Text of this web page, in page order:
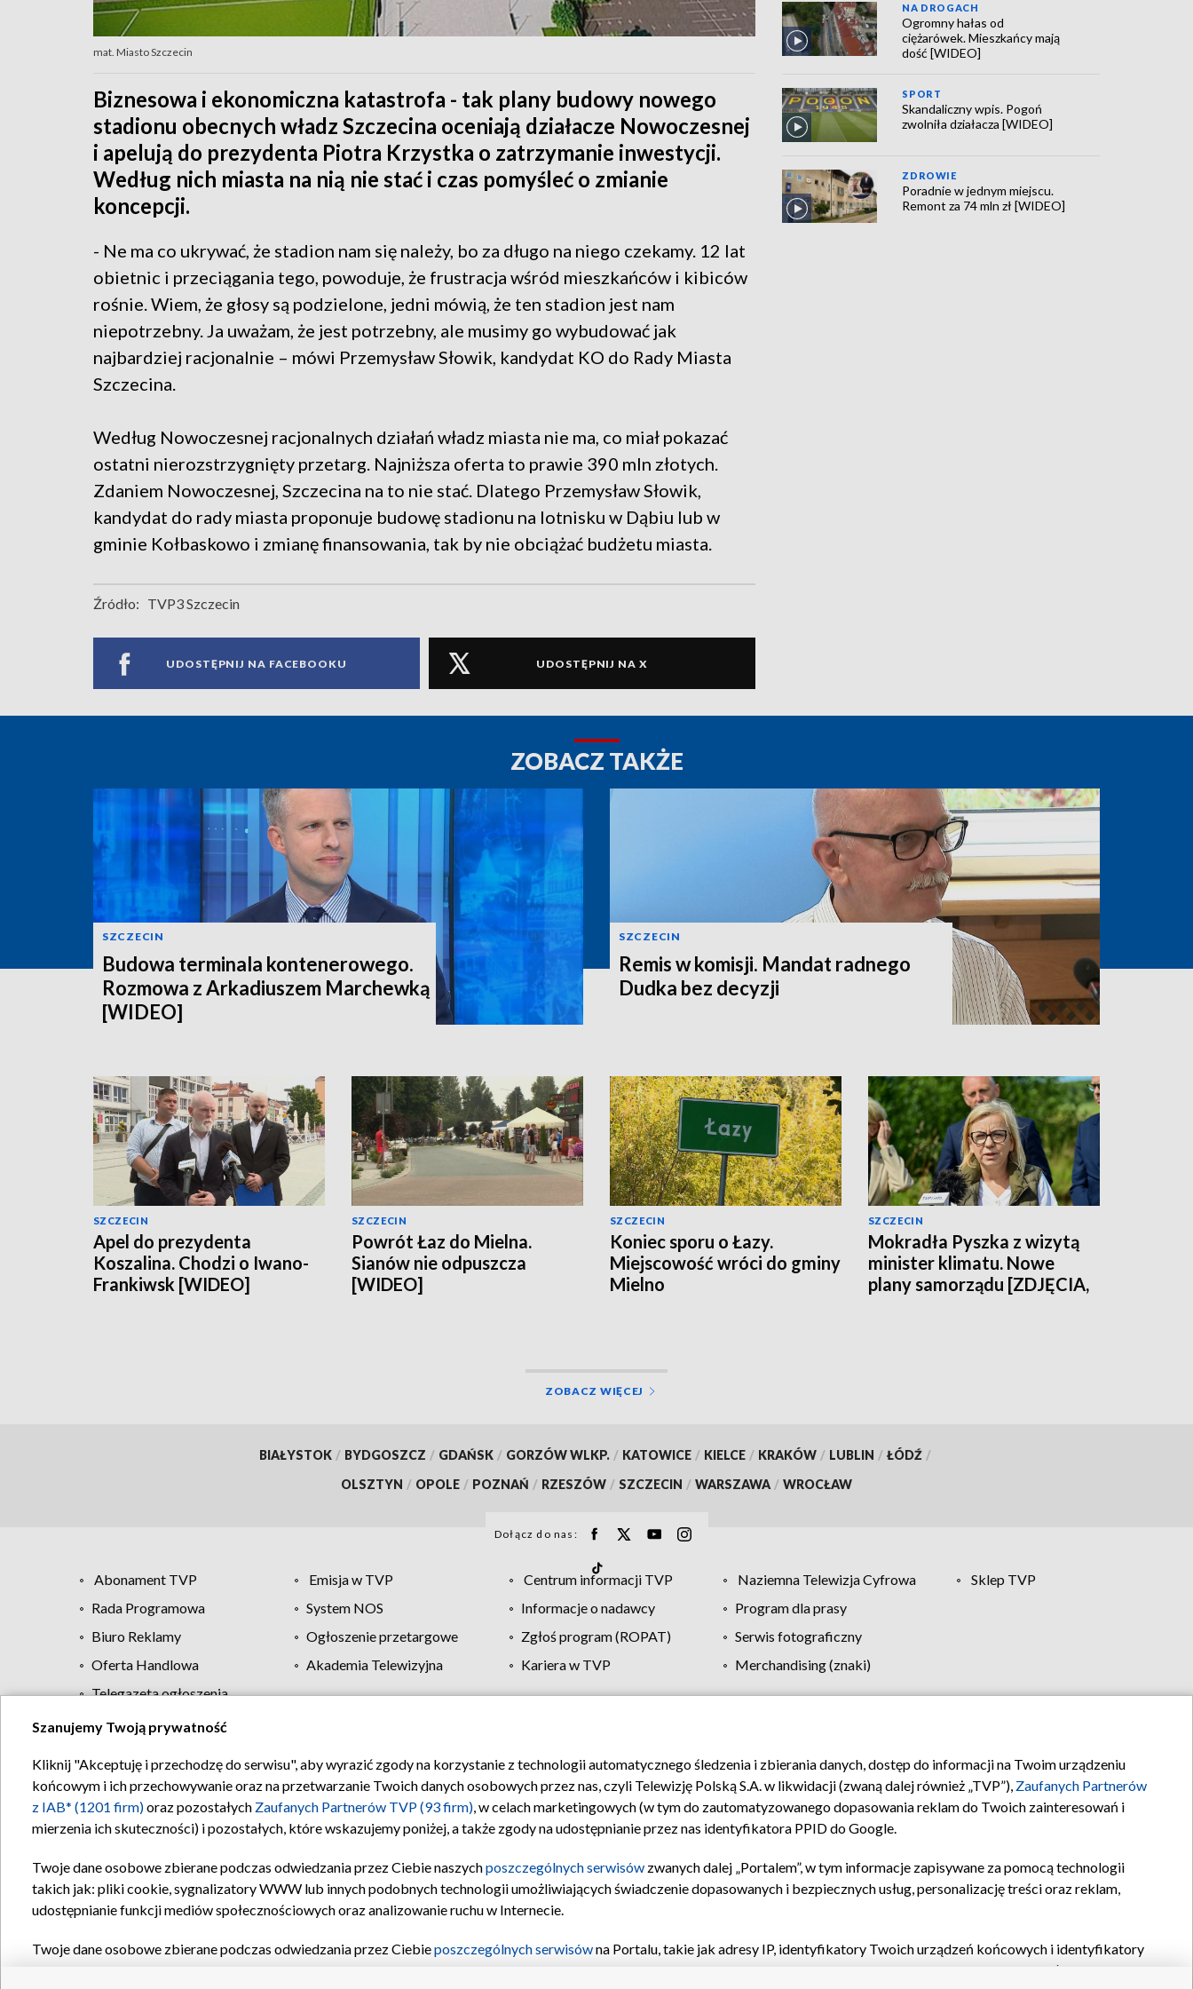
mat. Miasto Szczecin
Biznesowa i ekonomiczna katastrofa - tak plany budowy nowego
stadionu obecnych władz Szczecina oceniają działacze Nowoczesnej
i apelują do prezydenta Piotra Krzystka o zatrzymanie inwestycji.
Według nich miasta na nią nie stać i czas pomyśleć o zmianie
koncepcji.
- Ne ma co ukrywać, że stadion nam się należy, bo za długo na niego czekamy. 12 lat
obietnic i przeciągania tego, powoduje, że frustracja wśród mieszkańców i kibiców
rośnie. Wiem, że głosy są podzielone, jedni mówią, że ten stadion jest nam
niepotrzebny. Ja uważam, że jest potrzebny, ale musimy go wybudować jak
najbardziej racjonalnie – mówi Przemysław Słowik, kandydat KO do Rady Miasta
Szczecina.
Według Nowoczesnej racjonalnych działań władz miasta nie ma, co miał pokazać
ostatni nierozstrzygnięty przetarg. Najniższa oferta to prawie 390 mln złotych.
Zdaniem Nowoczesnej, Szczecina na to nie stać. Dlatego Przemysław Słowik,
kandydat do rady miasta proponuje budowę stadionu na lotnisku w Dąbiu lub w
gminie Kołbaskowo i zmianę finansowania, tak by nie obciążać budżetu miasta.
Źródło: TVP3 Szczecin
UDOSTĘPNIJ NA FACEBOOKU UDOSTĘPNIJ NA X
NA DROGACH
Ogromny hałas od
ciężarówek. Mieszkańcy mają
dość [WIDEO]
SPORT
Skandaliczny wpis. Pogoń
zwolniła działacza [WIDEO]
ZDROWIE
Poradnie w jednym miejscu.
Remont za 74 mln zł [WIDEO]
ZOBACZ TAKŻE
SZCZECIN
Budowa terminala kontenerowego.
Rozmowa z Arkadiuszem Marchewką
[WIDEO]
SZCZECIN
Remis w komisji. Mandat radnego
Dudka bez decyzji
SZCZECIN
Apel do prezydenta
Koszalina. Chodzi o Iwano-
Frankiwsk [WIDEO]
SZCZECIN
Powrót Łaz do Mielna.
Sianów nie odpuszcza
[WIDEO]
SZCZECIN
Koniec sporu o Łazy.
Miejscowość wróci do gminy
Mielno
SZCZECIN
Mokradła Pyszka z wizytą
minister klimatu. Nowe
plany samorządu [ZDJĘCIA,
ZOBACZ WIĘCEJ
BIAŁYSTOK / BYDGOSZCZ / GDAŃSK / GORZÓW WLKP. / KATOWICE / KIELCE / KRAKÓW / LUBLIN / ŁÓDŹ /
OLSZTYN / OPOLE / POZNAŃ / RZESZÓW / SZCZECIN / WARSZAWA / WROCŁAW
Dołącz do nas:
Abonament TVP Emisja w TVP Centrum informacji TVP Naziemna Telewizja Cyfrowa
Sklep TVP
Rada Programowa
System NOS Informacje o nadawcy
Program dla prasy
Biuro Reklamy
Ogłoszenie przetargowe Zgłoś program (ROPAT)
Serwis fotograficzny
Oferta Handlowa
Akademia Telewizyjna Kariera w TVP
Merchandising (znaki)
Telegazeta ogłoszenia
Regulamin TVP Polityka prywatności Moje zgody Pomoc Biuro reklamy Kontakt
Szanujemy Twoją prywatność
Kliknij "Akceptuję i przechodzę do serwisu", aby wyrazić zgody na korzystanie z technologii automatycznego śledzenia i zbierania danych, dostęp do informacji na Twoim urządzeniu
końcowym i ich przechowywanie oraz na przetwarzanie Twoich danych osobowych przez nas, czyli Telewizję Polską S.A. w likwidacji (zwaną dalej również „TVP”), Zaufanych Partnerów
z IAB* (1201 firm)oraz pozostałych Zaufanych Partnerów TVP (93 firm), w celach marketingowych (w tym do zautomatyzowanego dopasowania reklam do Twoich zainteresowań i
mierzenia ich skuteczności) i pozostałych, które wskazujemy poniżej, a także zgody na udostępnianie przez nas identyfikatora PPID do Google.
Twoje dane osobowe zbierane podczas odwiedzania przez Ciebie naszychposzczególnych serwisów zwanych dalej „Portalem”, w tym informacje zapisywane za pomocą technologii
takich jak: pliki cookie, sygnalizatory WWW lub innych podobnych technologii umożliwiających świadczenie dopasowanych i bezpiecznych usług, personalizację treści oraz reklam,
udostępnianie funkcji mediów społecznościowych oraz analizowanie ruchu w Internecie.
Twoje dane osobowe zbierane podczas odwiedzania przez Ciebieposzczególnych serwisówna Portalu, takie jak adresy IP, identyfikatory Twoich urządzeń końcowych i identyfikatory
oraz pozostałych